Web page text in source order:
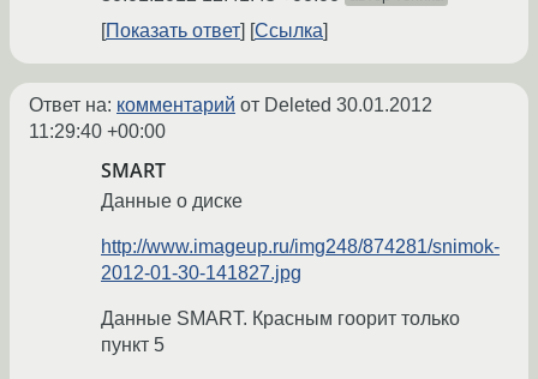
Показать ответ Ссылка
Ответ на: комментарий от Deleted 30.01.2012
11:29:40 +00:00
SMART
Данные о диске
http://www.imageup.ru/img248/874281/snimok-
2012-01-30-141827.jpg
Данные SMART. Красным гоорит только
пункт 5